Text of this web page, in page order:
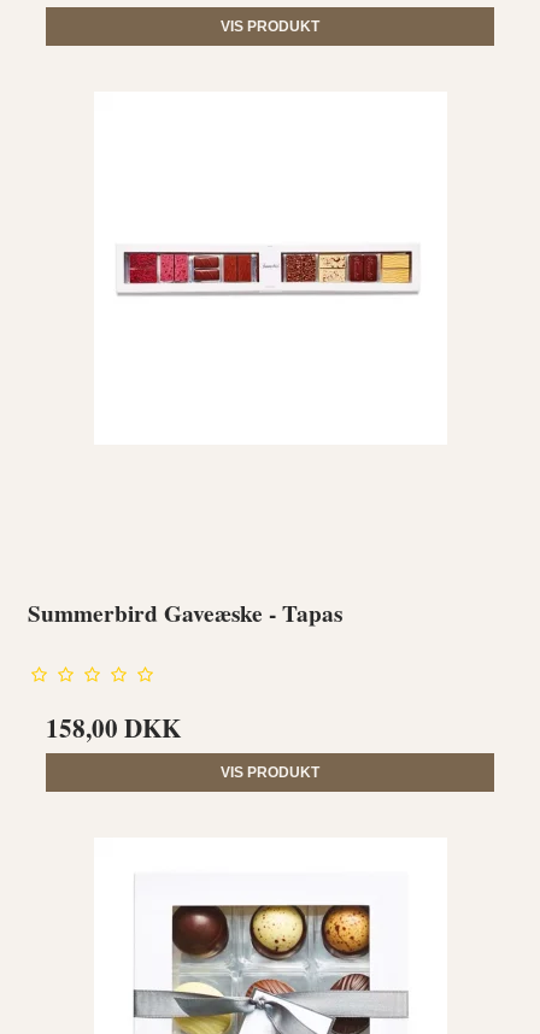
VIS PRODUKT
Summerbird Gaveæske - Tapas
158,00 DKK
VIS PRODUKT